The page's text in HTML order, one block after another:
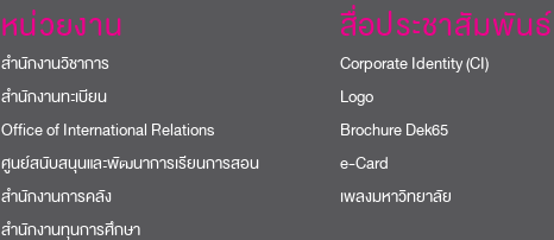
หน่วยงาน
สำนักงานวิชาการ
สำนักงานทะเบียน
Office of International Relations
ศูนย์สนับสนุนและพัฒนาการเรียนการสอน
สำนักงานการคลัง
สำนักงานทุนการศึกษา
สื่อประชาสัมพันธ์
Corporate Identity (CI)
Logo
Brochure Dek65
e-Card
เพลงมหาวิทยาลัย